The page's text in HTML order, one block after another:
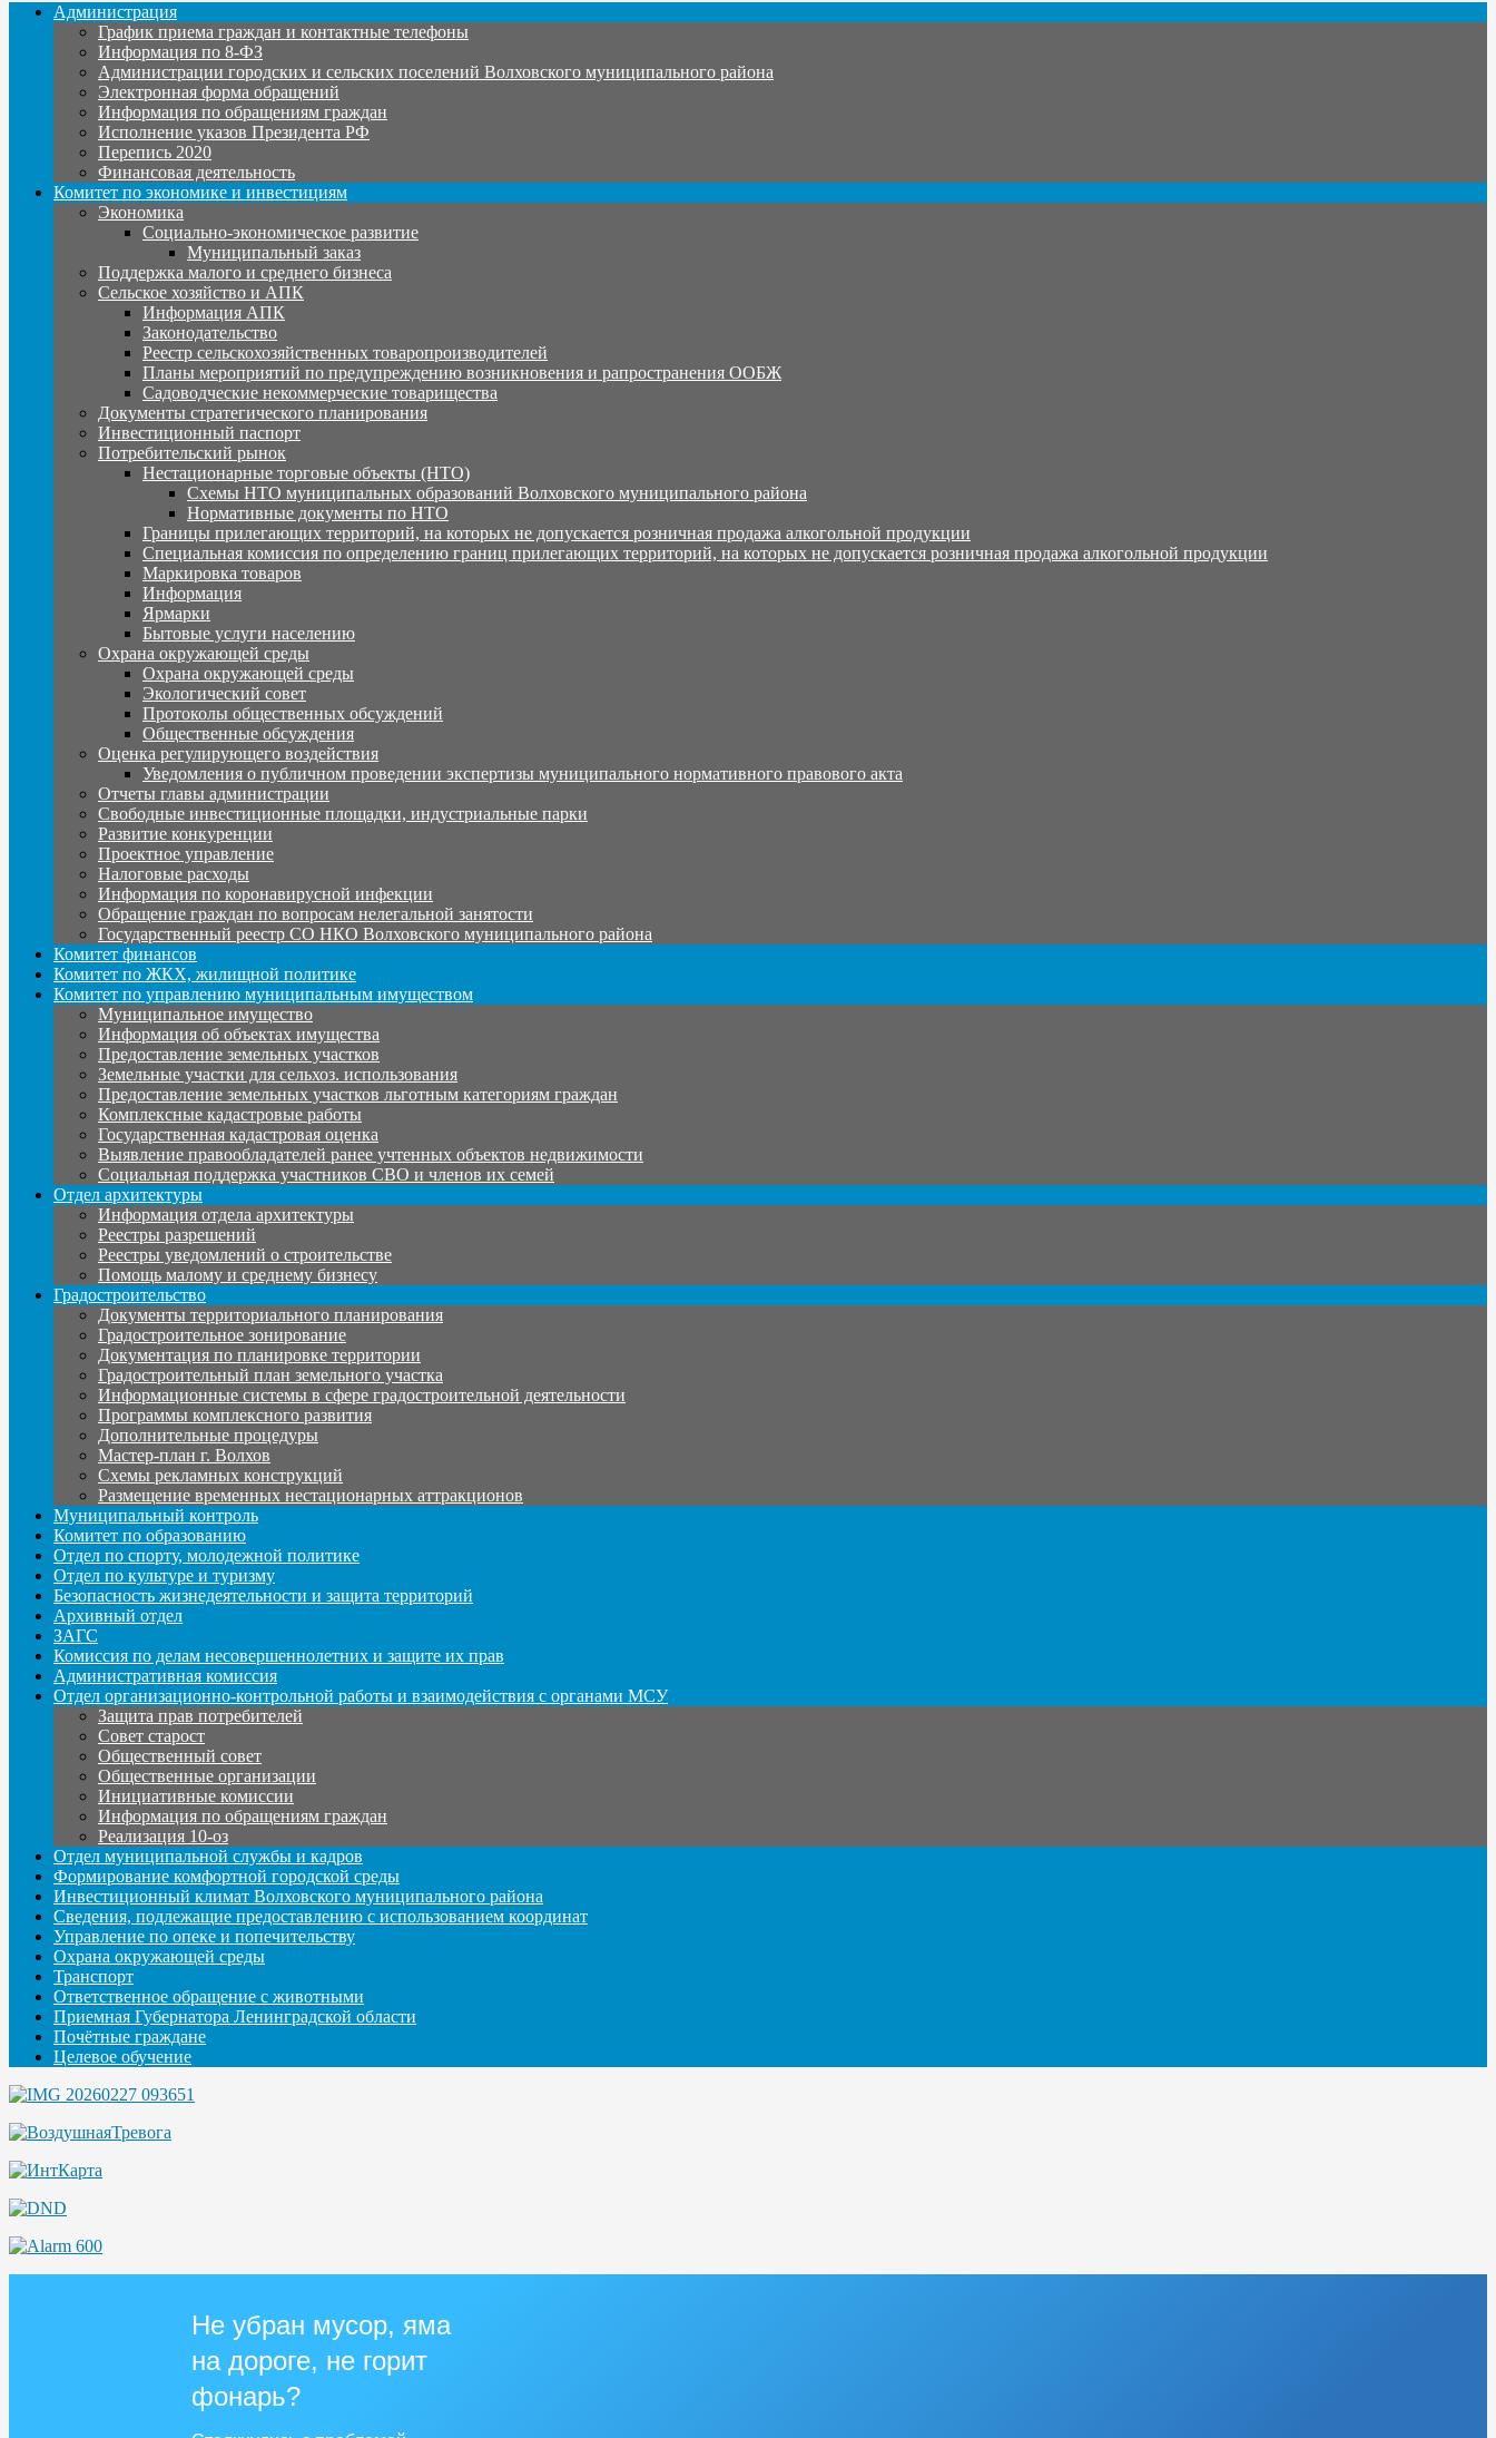
Администрация
График приема граждан и контактные телефоны
Информация по 8-ФЗ
Администрации городских и сельских поселений Волховского муниципального района
Электронная форма обращений
Информация по обращениям граждан
Исполнение указов Президента РФ
Перепись 2020
Финансовая деятельность
Комитет по экономике и инвестициям
Экономика
Социально-экономическое развитие
Муниципальный заказ
Поддержка малого и среднего бизнеса
Сельское хозяйство и АПК
Информация АПК
Законодательство
Реестр сельскохозяйственных товаропроизводителей
Планы мероприятий по предупреждению возникновения и рапространения ООБЖ
Садоводческие некоммерческие товарищества
Документы стратегического планирования
Инвестиционный паспорт
Потребительский рынок
Нестационарные торговые объекты (НТО)
Схемы НТО муниципальных образований Волховского муниципального района
Нормативные документы по НТО
Границы прилегающих территорий, на которых не допускается розничная продажа алкогольной продукции
Специальная комиссия по определению границ прилегающих территорий, на которых не допускается розничная продажа алкогольной продукции
Маркировка товаров
Информация
Ярмарки
Бытовые услуги населению
Охрана окружающей среды
Охрана окружающей среды
Экологический совет
Протоколы общественных обсуждений
Общественные обсуждения
Оценка регулирующего воздействия
Уведомления о публичном проведении экспертизы муниципального нормативного правового акта
Отчеты главы администрации
Свободные инвестиционные площадки, индустриальные парки
Развитие конкуренции
Проектное управление
Налоговые расходы
Информация по коронавирусной инфекции
Обращение граждан по вопросам нелегальной занятости
Государственный реестр СО НКО Волховского муниципального района
Комитет финансов
Комитет по ЖКХ, жилищной политике
Комитет по управлению муниципальным имуществом
Муниципальное имущество
Информация об объектах имущества
Предоставление земельных участков
Земельные участки для сельхоз. использования
Предоставление земельных участков льготным категориям граждан
Комплексные кадастровые работы
Государственная кадастровая оценка
Выявление правообладателей ранее учтенных объектов недвижимости
Социальная поддержка участников СВО и членов их семей
Отдел архитектуры
Информация отдела архитектуры
Реестры разрешений
Реестры уведомлений о строительстве
Помощь малому и среднему бизнесу
Градостроительство
Документы территориального планирования
Градостроительное зонирование
Документация по планировке территории
Градостроительный план земельного участка
Информационные системы в сфере градостроительной деятельности
Программы комплексного развития
Дополнительные процедуры
Мастер-план г. Волхов
Схемы рекламных конструкций
Размещение временных нестационарных аттракционов
Муниципальный контроль
Комитет по образованию
Отдел по спорту, молодежной политике
Отдел по культуре и туризму
Безопасность жизнедеятельности и защита территорий
Архивный отдел
ЗАГС
Комиссия по делам несовершеннолетних и защите их прав
Административная комиссия
Отдел организационно-контрольной работы и взаимодействия с органами МСУ
Защита прав потребителей
Совет старост
Общественный совет
Общественные организации
Инициативные комиссии
Информация по обращениям граждан
Реализация 10-оз
Отдел муниципальной службы и кадров
Формирование комфортной городской среды
Инвестиционный климат Волховского муниципального района
Сведения, подлежащие предоставлению с использованием координат
Управление по опеке и попечительству
Охрана окружающей среды
Транспорт
Ответственное обращение с животными
Приемная Губернатора Ленинградской области
Почётные граждане
Целевое обучение
Не убран мусор, яма
на дороге, не горит
фонарь?